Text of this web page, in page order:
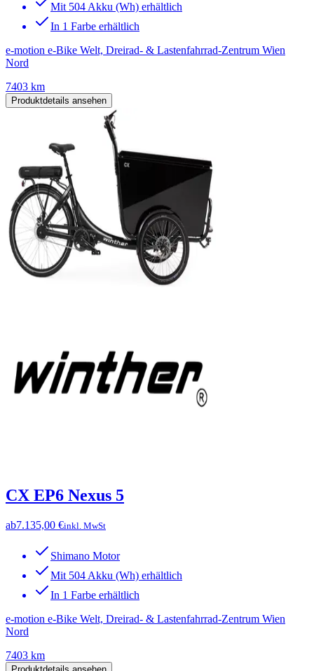
Mit 504 Akku (Wh) erhältlich
In 1 Farbe erhältlich
e-motion e-Bike Welt, Dreirad- & Lastenfahrrad-Zentrum Wien
Nord
7403 km
Produktdetails ansehen
CX EP6 Nexus 5
ab7.135,00 €inkl. MwSt
Shimano Motor
Mit 504 Akku (Wh) erhältlich
In 1 Farbe erhältlich
e-motion e-Bike Welt, Dreirad- & Lastenfahrrad-Zentrum Wien
Nord
7403 km